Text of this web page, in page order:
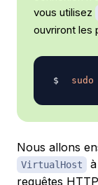
vous utilisez
ouvriront les
sudo
Nous allons
VirtualHost
requêtes